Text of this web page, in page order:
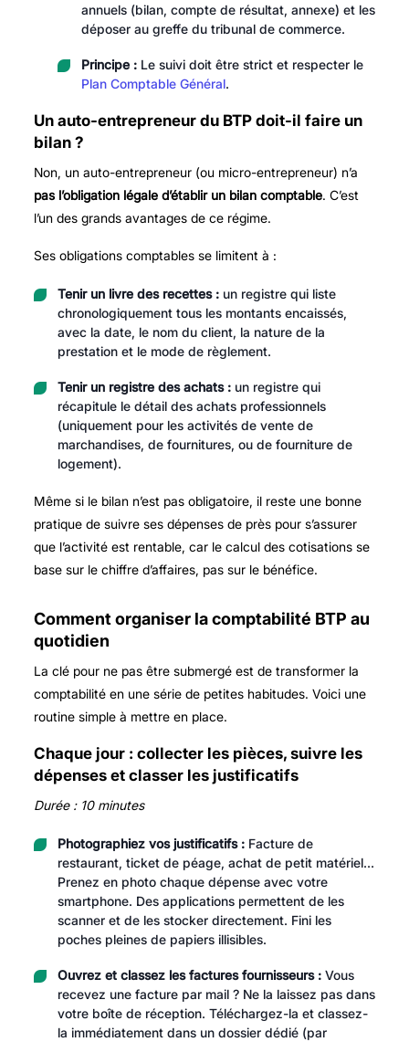
annuels (bilan, compte de résultat, annexe) et les
déposer au greffe du tribunal de commerce.
Principe :Le suivi doit être strict et respecter le
Plan Comptable Général.
Un auto-entrepreneur du BTP doit-il faire un
bilan ?
Non, un auto-entrepreneur (ou micro-entrepreneur) n’a
pas l’obligation légale d’établir un bilan comptable. C’est
l’un des grands avantages de ce régime.
Ses obligations comptables se limitent à :
Tenir un livre des recettes :un registre qui liste
chronologiquement tous les montants encaissés,
avec la date, le nom du client, la nature de la
prestation et le mode de règlement.
Tenir un registre des achats :un registre qui
récapitule le détail des achats professionnels
(uniquement pour les activités de vente de
marchandises, de fournitures, ou de fourniture de
logement).
Même si le bilan n’est pas obligatoire, il reste une bonne
pratique de suivre ses dépenses de près pour s’assurer
que l’activité est rentable, car le calcul des cotisations se
base sur le chiffre d’affaires, pas sur le bénéfice.
Comment organiser la comptabilité BTP au
quotidien
La clé pour ne pas être submergé est de transformer la
comptabilité en une série de petites habitudes. Voici une
routine simple à mettre en place.
Chaque jour : collecter les pièces, suivre les
dépenses et classer les justificatifs
Durée : 10 minutes
Photographiez vos justificatifs :Facture de
restaurant, ticket de péage, achat de petit matériel…
Prenez en photo chaque dépense avec votre
smartphone. Des applications permettent de les
scanner et de les stocker directement. Fini les
poches pleines de papiers illisibles.
Ouvrez et classez les factures fournisseurs :Vous
recevez une facture par mail ? Ne la laissez pas dans
votre boîte de réception. Téléchargez-la et classez-
la immédiatement dans un dossier dédié (par